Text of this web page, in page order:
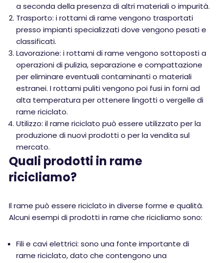
a seconda della presenza di altri materiali o impurità.
Trasporto: i rottami di rame vengono trasportati
presso impianti specializzati dove vengono pesati e
classificati.
Lavorazione: i rottami di rame vengono sottoposti a
operazioni di pulizia, separazione e compattazione
per eliminare eventuali contaminanti o materiali
estranei. I rottami puliti vengono poi fusi in forni ad
alta temperatura per ottenere lingotti o vergelle di
rame riciclato.
Utilizzo: il rame riciclato può essere utilizzato per la
produzione di nuovi prodotti o per la vendita sul
mercato.
Quali prodotti in rame
ricicliamo?
Il rame può essere riciclato in diverse forme e qualità.
Alcuni esempi di prodotti in rame che ricicliamo sono:
Fili e cavi elettrici: sono una fonte importante di
rame riciclato, dato che contengono una